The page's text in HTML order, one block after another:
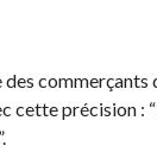
cette précision :